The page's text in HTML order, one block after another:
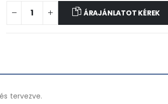
ÁRAJÁNLATOT KÉREK
tervezve.